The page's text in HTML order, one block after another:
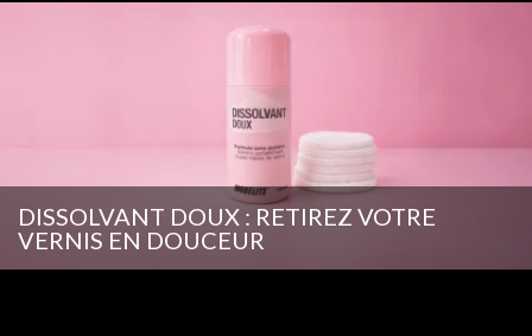
DISSOLVANT DOUX : RETIREZ VOTRE
VERNIS EN DOUCEUR